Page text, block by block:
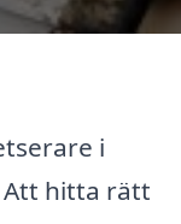
i
Att hitta rätt